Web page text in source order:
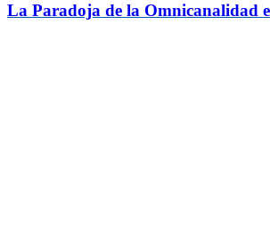
La Paradoja de la Omnicanalidad